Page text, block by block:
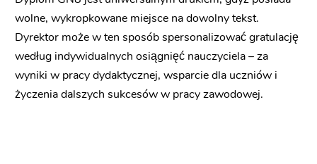
wolne, wykropkowane miejsce na dowolny tekst.
Dyrektor może w ten sposób spersonalizować gratulację
według indywidualnych osiągnięć nauczyciela – za
wyniki w pracy dydaktycznej, wsparcie dla uczniów i
życzenia dalszych sukcesów w pracy zawodowej.